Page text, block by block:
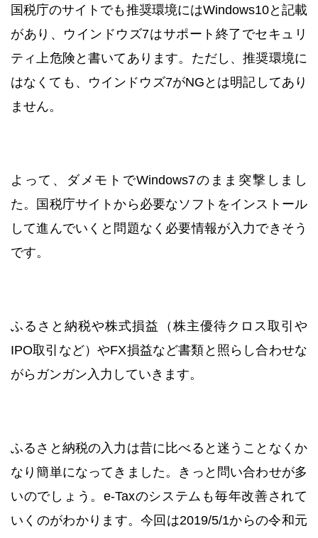
国税庁のサイトでも推奨環境にはWindows10と記載
があり、ウインドウズ7はサポート終了でセキュリ
ティ上危険と書いてあります。ただし、推奨環境に
はなくても、ウインドウズ7がNGとは明記してあり
ません。
よって、ダメモトでWindows7のまま突撃しまし
た。国税庁サイトから必要なソフトをインストール
して進んでいくと問題なく必要情報が入力できそう
です。
ふるさと納税や株式損益（株主優待クロス取引や
IPO取引など）やFX損益など書類と照らし合わせな
がらガンガン入力していきます。
ふるさと納税の入力は昔に比べると迷うことなくか
なり簡単になってきました。きっと問い合わせが多
いのでしょう。e-Taxのシステムも毎年改善されて
いくのがわかります。今回は2019/5/1からの令和元